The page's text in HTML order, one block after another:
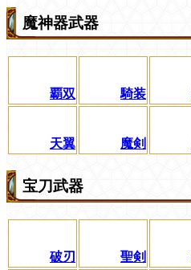
魔神器武器
覇双 騎装
天翼 魔剣
宝刀武器
破刃 聖剣